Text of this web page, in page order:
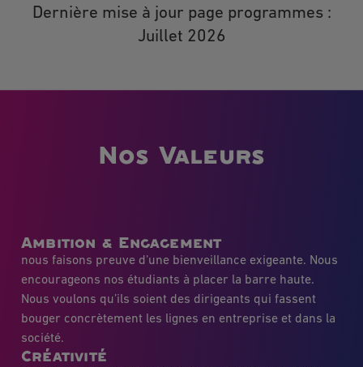
Dernière mise à jour page programmes :
Juillet 2026
Nos Valeurs
Ambition & Engagement
nous faisons preuve d’une bienveillance exigeante. Nous
encourageons nos étudiants à placer la barre haute.
Nous voulons qu’ils soient des dirigeants qui fassent
bouger concrètement les lignes en entreprise et dans la
société.
Créativité